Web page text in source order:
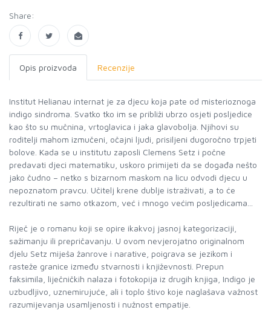
Share:
Opis proizvoda Recenzije
Institut Helianau internat je za djecu koja pate od misterioznoga
indigo sindroma. Svatko tko im se približi ubrzo osjeti posljedice
kao što su mučnina, vrtoglavica i jaka glavobolja. Njihovi su
roditelji mahom izmučeni, očajni ljudi, prisiljeni dugoročno trpjeti
bolove. Kada se u institutu zaposli Clemens Setz i počne
predavati djeci matematiku, uskoro primijeti da se događa nešto
jako čudno – netko s bizarnom maskom na licu odvodi djecu u
nepoznatom pravcu. Učitelj krene dublje istraživati, a to će
rezultirati ne samo otkazom, već i mnogo većim posljedicama...
Riječ je o romanu koji se opire ikakvoj jasnoj kategorizaciji,
sažimanju ili prepričavanju. U ovom nevjerojatno originalnom
djelu Setz miješa žanrove i narative, poigrava se jezikom i
rasteže granice između stvarnosti i književnosti. Prepun
faksimila, liječničkih nalaza i fotokopija iz drugih knjiga, Indigo je
uzbudljivo, uznemirujuće, ali i toplo štivo koje naglašava važnost
razumijevanja usamljenosti i nužnost empatije.